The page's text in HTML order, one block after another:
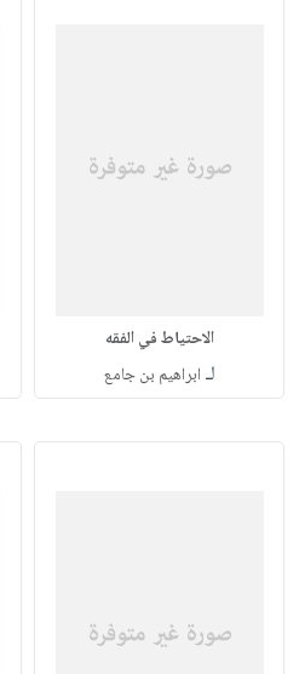
الاحتياط في الفقه
لـ ابراهيم بن جامع